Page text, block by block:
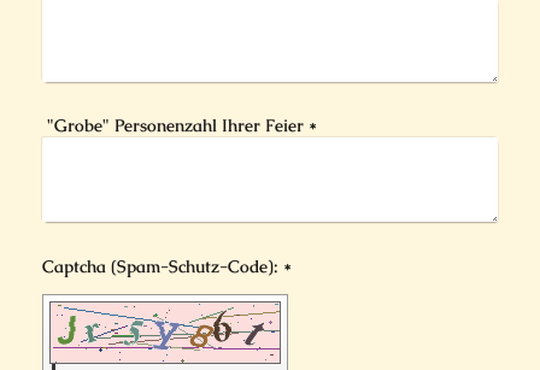
"Grobe" Personenzahl Ihrer Feier*
Captcha (Spam-Schutz-Code): *